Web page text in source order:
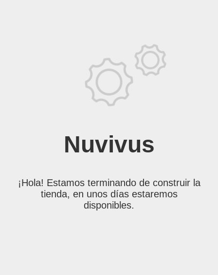
Nuvivus
¡Hola! Estamos terminando de construir la
tienda, en unos días estaremos
disponibles.